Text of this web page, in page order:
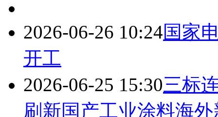
2026-06-26 10:24国家
开工
2026-06-25 15:30三标
刷新国产工业涂料海